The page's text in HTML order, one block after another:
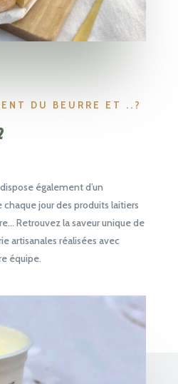
DU BEURRE ET ..?
dispose également d’un
jour des produits laitiers
Retrouvez la saveur unique de
artisanales réalisées avec
équipe.